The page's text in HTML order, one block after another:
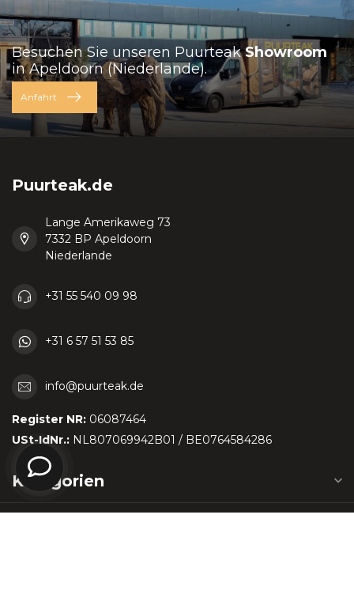
Besuchen Sie unseren PuurteakShowroom
in Apeldoorn (Niederlande).
Anfahrt
Puurteak.de
Lange Amerikaweg 73
7332 BP Apeldoorn
Niederlande
+31 55 540 09 98
+31 6 57 51 53 85
info@puurteak.de
Register NR: 06087464
USt-IdNr.: NL807069942B01 / BE0764584286
Kategorien